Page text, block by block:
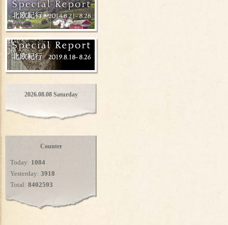
2026.08.08 Saturday
Counter
Today: 1084
Yesterday: 3918
Total: 8402593